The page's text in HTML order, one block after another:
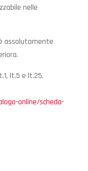
nelle
assolutamente
lt.5 e lt.25.
online/scheda-